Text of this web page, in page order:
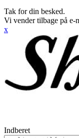
Tak for din besked.
Vi vender tilbage på e-
x
Indberet